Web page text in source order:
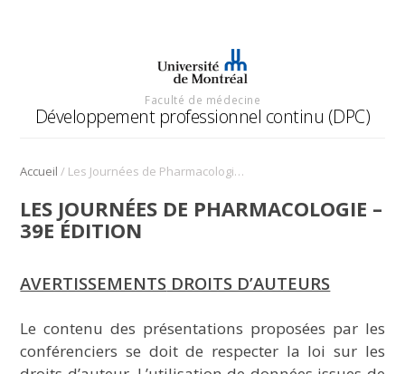
Faculté de médecine
Développement professionnel continu (DPC)
Accueil / Les Journées de Pharmacologie – 39e édition
LES JOURNÉES DE PHARMACOLOGIE –
39E ÉDITION
AVERTISSEMENTS DROITS D’AUTEURS
Le contenu des présentations proposées par les
conférenciers se doit de respecter la loi sur les